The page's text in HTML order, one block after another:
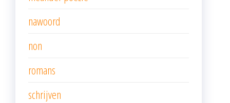
nawoord
non
romans
schrijven